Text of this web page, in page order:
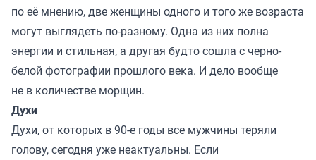
по её мнению, две женщины одного и того же возраста
могут выглядеть по-разному. Одна из них полна
энергии и стильная, а другая будто сошла с черно-
белой фотографии прошлого века. И дело вообще
не в количестве морщин.
Духи
Духи, от которых в 90-е годы все мужчины теряли
голову, сегодня уже неактуальны. Если